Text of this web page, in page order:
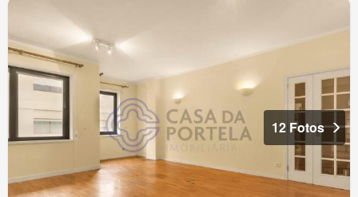
12 Fotos